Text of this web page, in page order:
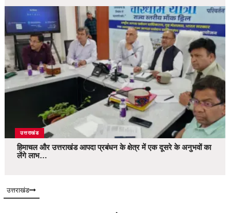
उत्तराखंड
हिमाचल और उत्तराखंड आपदा प्रबंधन के क्षेत्र में एक दूसरे के अनुभवों का
लेंगे लाभ…
उत्तराखंड